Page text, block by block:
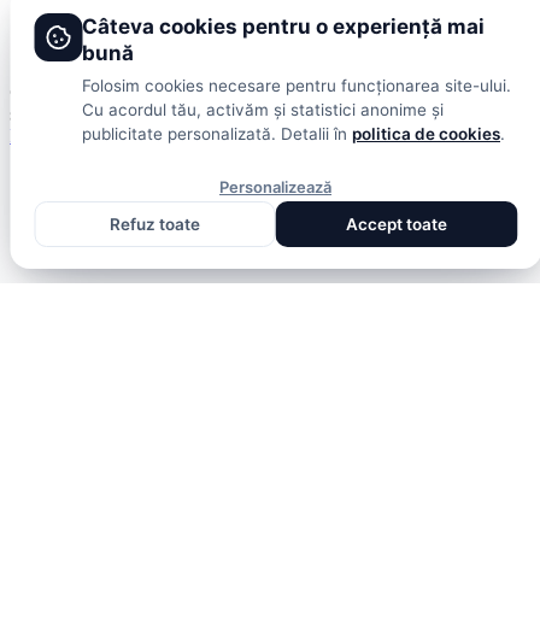
Publicitate
Termeni și condiții
© 2026 DolceSport. Toate drepturile rezervate. Scoruri, clasamente
și analize din toate competițiile
Fotbal intern Fotbal extern Scoruri live
Câteva cookies pentru o experiență mai
bună
Folosim cookies necesare pentru funcționarea site-ului.
Cu acordul tău, activăm și statistici anonime și
publicitate personalizată. Detalii în politica de cookies.
Personalizează
Refuz toate
Accept toate